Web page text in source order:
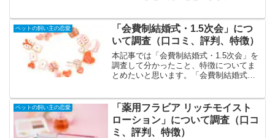
ントのおすすめポイントは低額にペーパ
ーアイテムを用意できる、ペ...
ペットの飼い主の恋愛
「会費制結婚式・1.5次会」につ
いて調査（口コミ、評判、特徴）
本記事では「会費制結婚式・1.5次会」を
調査して分かったこと、特徴についてま
とめたいと思います。「会費制結婚式・
きる、打ち合わせも簡単に完了、高い評
価、口コミ順に解...
ペットの飼い主の恋愛
「薬用フラビア リッチモイスト
ローション」について調査（口コ
ミ、評判、特徴）